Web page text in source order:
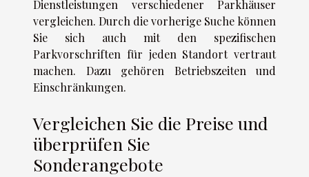
Dienstleistungen verschiedener Parkhäuser
vergleichen. Durch die vorherige Suche können
Sie sich auch mit den spezifischen
Parkvorschriften für jeden Standort vertraut
machen. Dazu gehören Betriebszeiten und
Einschränkungen.
Vergleichen Sie die Preise und
überprüfen Sie
Sonderangebote